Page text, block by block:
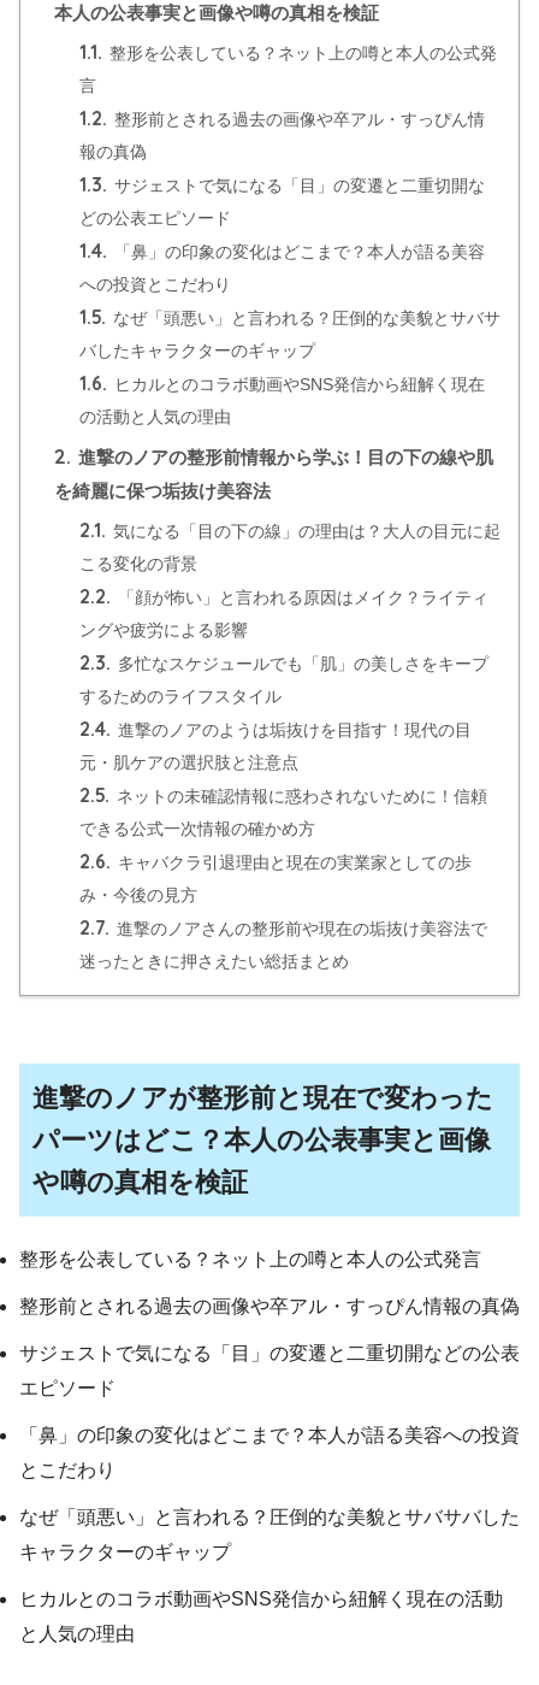
本人の公表事実と画像や噂の真相を検証
1.1. 整形を公表している？ネット上の噂と本人の公式発
言
1.2. 整形前とされる過去の画像や卒アル・すっぴん情
報の真偽
1.3. サジェストで気になる「目」の変遷と二重切開な
どの公表エピソード
1.4.
「鼻」の印象の変化はどこまで？本人が語る美容
への投資とこだわり
1.5. なぜ「頭悪い」と言われる？圧倒的な美貌とサバサ
バしたキャラクターのギャップ
1.6. ヒカルとのコラボ動画やSNS発信から紐解く現在
の活動と人気の理由
2. 進撃のノアの整形前情報から学ぶ！目の下の線や肌
を綺麗に保つ垢抜け美容法
2.1. 気になる「目の下の線」の理由は？大人の目元に起
こる変化の背景
2.2.
「顔が怖い」と言われる原因はメイク？ライティ
ングや疲労による影響
2.3. 多忙なスケジュールでも「肌」の美しさをキープ
するためのライフスタイル
2.4. 進撃のノアのようは垢抜けを目指す！現代の目
元・肌ケアの選択肢と注意点
2.5. ネットの未確認情報に惑わされないために！信頼
できる公式一次情報の確かめ方
2.6. キャバクラ引退理由と現在の実業家としての歩
み・今後の見方
2.7. 進撃のノアさんの整形前や現在の垢抜け美容法で
迷ったときに押さえたい総括まとめ
進撃のノアが整形前と現在で変わった
パーツはどこ？本人の公表事実と画像
や噂の真相を検証
整形を公表している？ネット上の噂と本人の公式発言
整形前とされる過去の画像や卒アル・すっぴん情報の真偽
サジェストで気になる「目」の変遷と二重切開などの公表
エピソード
「鼻」の印象の変化はどこまで？本人が語る美容への投資
とこだわり
なぜ「頭悪い」と言われる？圧倒的な美貌とサバサバした
キャラクターのギャップ
ヒカルとのコラボ動画やSNS発信から紐解く現在の活動
と人気の理由